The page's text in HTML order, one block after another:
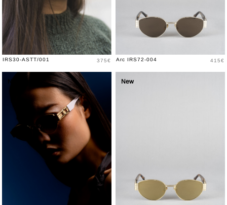
IRS30-ASTT/001 Price
375€ Arc IRS72-004 Price
415€
New New